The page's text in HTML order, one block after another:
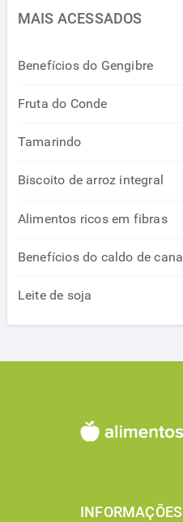
MAIS ACESSADOS
Benefícios do Gengibre
Fruta do Conde
Tamarindo
Biscoito de arroz integral
Alimentos ricos em fibras
Benefícios do caldo de cana
Leite de soja
INFORMAÇÕES